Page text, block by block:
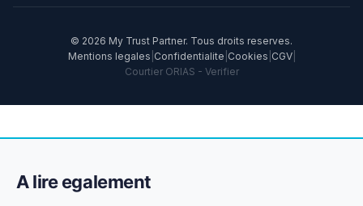
© 2026 My Trust Partner. Tous droits reserves.
Mentions legales Confidentialite Cookies CGV|
Courtier ORIAS - Verifier
A lire egalement